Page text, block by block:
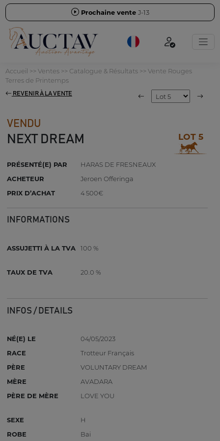
Prochaine vente J-13
Accueil >> Ventes>> Catalogue & Résultats>> Vente Rouges
Terres de Printemps
REVENIR À LA VENTE
VENDU
NEXT DREAM LOT 5
PRÉSENTÉ(E) PAR
HARAS DE FRESNEAUX
ACHETEUR
Jeroen Offeringa
PRIX D’ACHAT
4 500€
INFORMATIONS
ASSUJETTI À LA TVA 100 %
TAUX DE TVA 20.0 %
INFOS / DETAILS
NÉ(E) LE
04/05/2023
RACE
Trotteur Français
PÈRE
VOLUNTARY DREAM
MÈRE
AVADARA
PÈRE DE MÈRE
LOVE YOU
SEXE
H
ROBE
Bai